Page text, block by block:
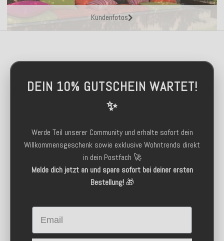
Kundenfotos
DEIN 10% GUTSCHEIN WARTET!
✨
Werde Teil unserer Community und erhalte sofort dein
Willkommensgeschenk sowie exklusive Wohntrends direkt
in dein Postfach 🚀
Melde dich jetzt an und spare sofort bei deiner ersten
Bestellung!🎁
Email